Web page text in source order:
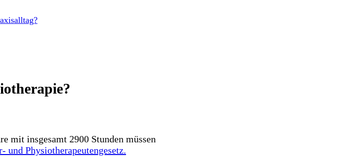
mit insgesamt 2900 Stunden müssen
und Physiotherapeutengesetz.